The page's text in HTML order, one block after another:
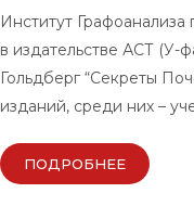
Институт
в издательстве АСТ (У-
Гольдберг “Секреты
изданий, среди них –
ПОДРОБНЕЕ